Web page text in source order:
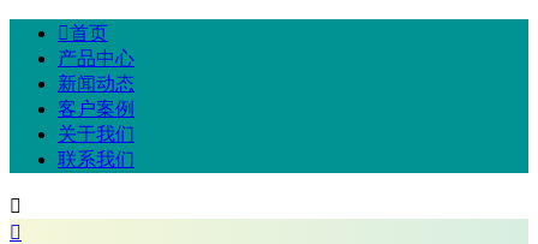
首页
产品中心
新闻动态
客户案例
关于我们
联系我们

